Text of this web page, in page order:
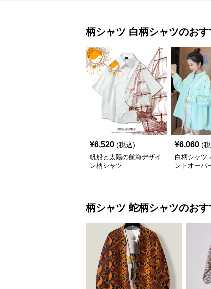
柄シャツ 白柄シャツのお
¥6,520 (税込)
帆船と太陽の航海デザイ
ン柄シャツ
¥6,060 (
白柄シャツ
ントオーバ
柄シャツ 蛇柄シャツのお